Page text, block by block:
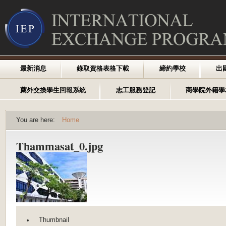
最新消息 錄取資格表格下載 締約學校 出
薦外交換學生回報系統 志工服務登記 商學院外籍
You are here: Home
Thammasat_0.jpg
Thumbnail